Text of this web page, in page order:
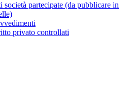
società partecipate (da pubblicare in
privato controllati